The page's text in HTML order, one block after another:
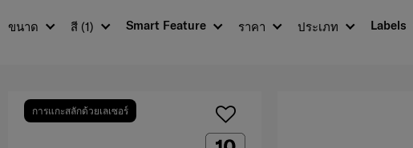
ขนาด สี (1) Smart Feature ราคา Labels
ประเภท
การแกะสลักด้วยเลเซอร์